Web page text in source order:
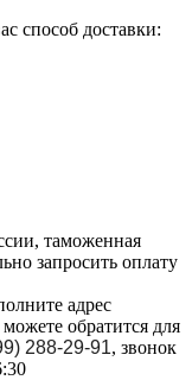
способ доставки:
таможенная
запросить оплату
адрес
обратится для
288-29-91, звонок